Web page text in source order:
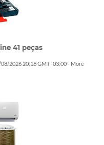
41 peças
2026 20:16 GMT -03:00 - More